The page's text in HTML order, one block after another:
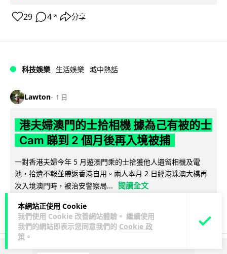
本網站正使用 Cookie
我們使用 Cookie 改善網站體驗。 繼續使用
我們的網站即表示您同意我們的 Cookie 政
策 。
29 4 ↗ 分享
科技娛樂 生活娛樂 城中熱話
Lawton 1 日
港夫婦澳門的士拾相機 據為己有被的士
Cam 睇到 2 個月後再入境被捕
一對香港夫婦今年 5 月遊澳門乘的士拾獲他人遺留相機及電
池，拾遺不報並帶返香港自用。兩人本月 2 日經港珠澳大橋再
次入境澳門時，被治安警察局...
閱讀全文
548 75 ↗ 分享